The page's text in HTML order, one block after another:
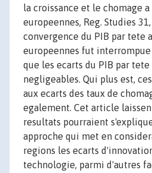
la croissance et le chomage
europeennes, Reg. Studies
convergence du PIB par tete
europeennes fut interrompue
que les ecarts du PIB par
negligeables. Qui plus est,
aux ecarts des taux de
egalement. Cet article
resultats pourraient
approche qui met en
regions les ecarts
technologie, parmi d'autres